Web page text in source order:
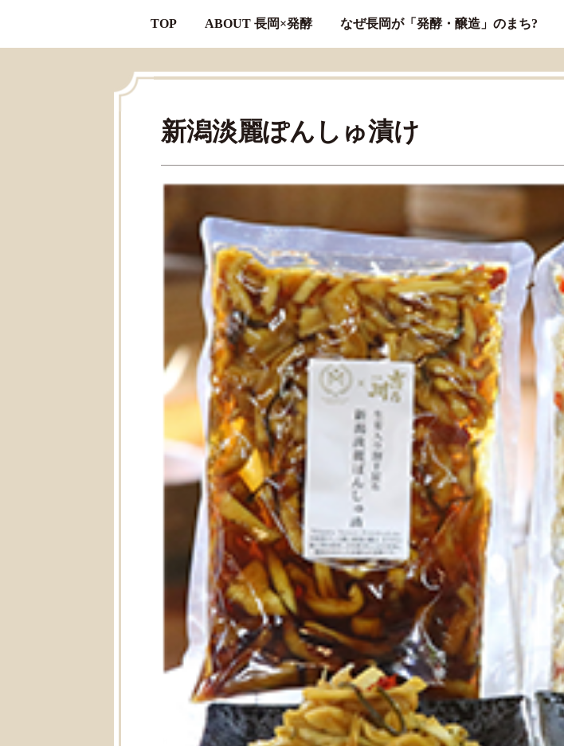
TOP ABOUT 長岡×発酵 なぜ長岡が「発酵・醸造」のまち?
新潟淡麗ぽんしゅ漬け